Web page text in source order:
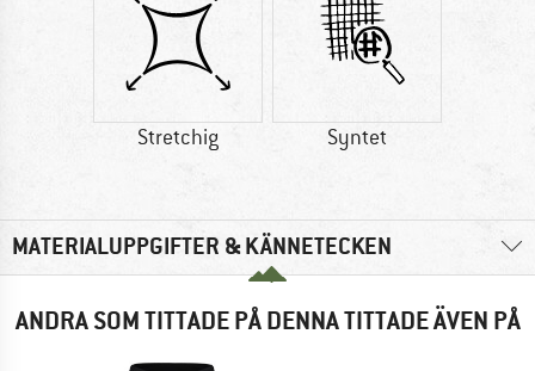
Stretchig Syntet
MATERIALUPPGIFTER & KÄNNETECKEN
ANDRA SOM TITTADE PÅ DENNA TITTADE ÄVEN PÅ